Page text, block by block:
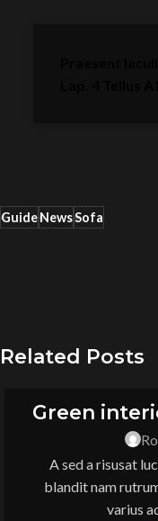
GuideNewsSofa
Related Posts
Green
A sed a risusat
blandit nam
varius